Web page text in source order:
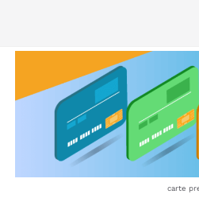
carte